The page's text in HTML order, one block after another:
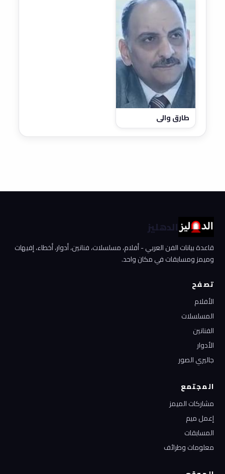
طارق والي
الدهليز
قاعدة بيانات الفن العربي - أفلام، مسلسلات، فنانين، أدوار، أخطاء، إفيهات
وميمز ومسابقات في مكان واحد.
تصفح
الأفلام
المسلسلات
الفنانين
الأدوار
جاليري الصور
المجتمع
مشاركات الميمز
إعمل ميم
المسابقات
معلومات وطرائف